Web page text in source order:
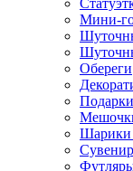
Мини-
Обереги
Шарики